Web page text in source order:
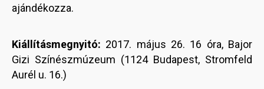
ajándékozza.
Kiállításmegnyitó: 2017. május 26. 16 óra, Bajor
Gizi Színészmúzeum (1124 Budapest, Stromfeld
Aurél u. 16.)